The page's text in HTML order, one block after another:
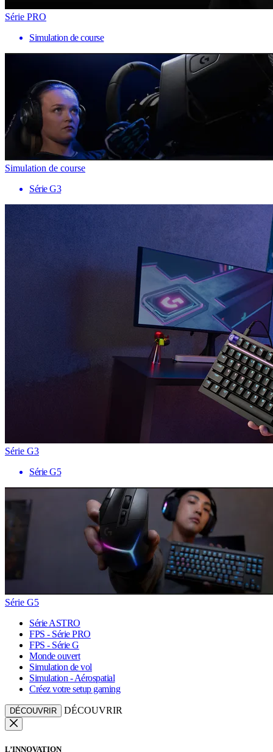
Série PRO
Simulation de course
Simulation de course
Série G3
Série G3
Série G5
Série G5
Série ASTRO
FPS - Série PRO
FPS - Série G
Monde ouvert
Simulation de vol
Simulation - Aérospatial
Créez votre setup gaming
DÉCOUVRIR DÉCOUVRIR
L’INNOVATION